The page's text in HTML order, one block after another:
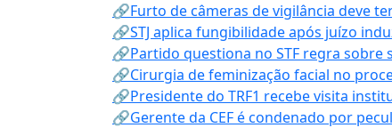
🔗Furto de câmeras de vigilância deve
🔗STJ aplica fungibilidade após juízo
🔗Partido questiona no STF regra sobre
🔗Cirurgia de feminização facial no
🔗Presidente do TRF1 recebe visita
🔗Gerente da CEF é condenado por